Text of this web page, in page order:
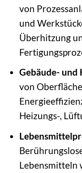
von
und
Überhitzung
Gebäude- und
von
Heizungs-,
Lebensmitteln